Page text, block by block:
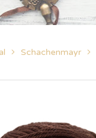
Schachenmayr